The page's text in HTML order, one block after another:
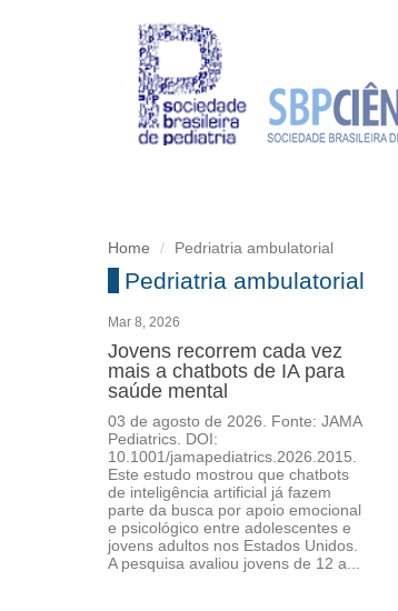
Home Pedriatria ambulatorial
Pedriatria ambulatorial
Mar 8, 2026
Jovens recorrem cada vez
mais a chatbots de IA para
saúde mental
03 de agosto de 2026. Fonte: JAMA
Pediatrics. DOI:
10.1001/jamapediatrics.2026.2015.
Este estudo mostrou que chatbots
de inteligência artificial já fazem
parte da busca por apoio emocional
e psicológico entre adolescentes e
jovens adultos nos Estados Unidos.
A pesquisa avaliou jovens de 12 a...